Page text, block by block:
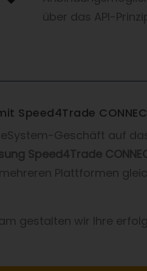
über das API-
Speed4Trade
Geschäft auf
Speed4Trade
Plattformen
gestalten wir Ihre